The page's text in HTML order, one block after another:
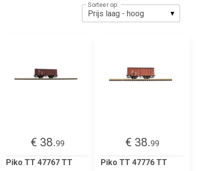
Sorteer op:
€ 38.99
Piko TT 47767 TT
€ 38.99
Piko TT 47776 TT